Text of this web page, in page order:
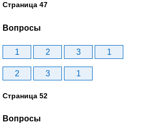
Страница 47
Вопросы
1 2 3 1
2 3 1
Страница 52
Вопросы